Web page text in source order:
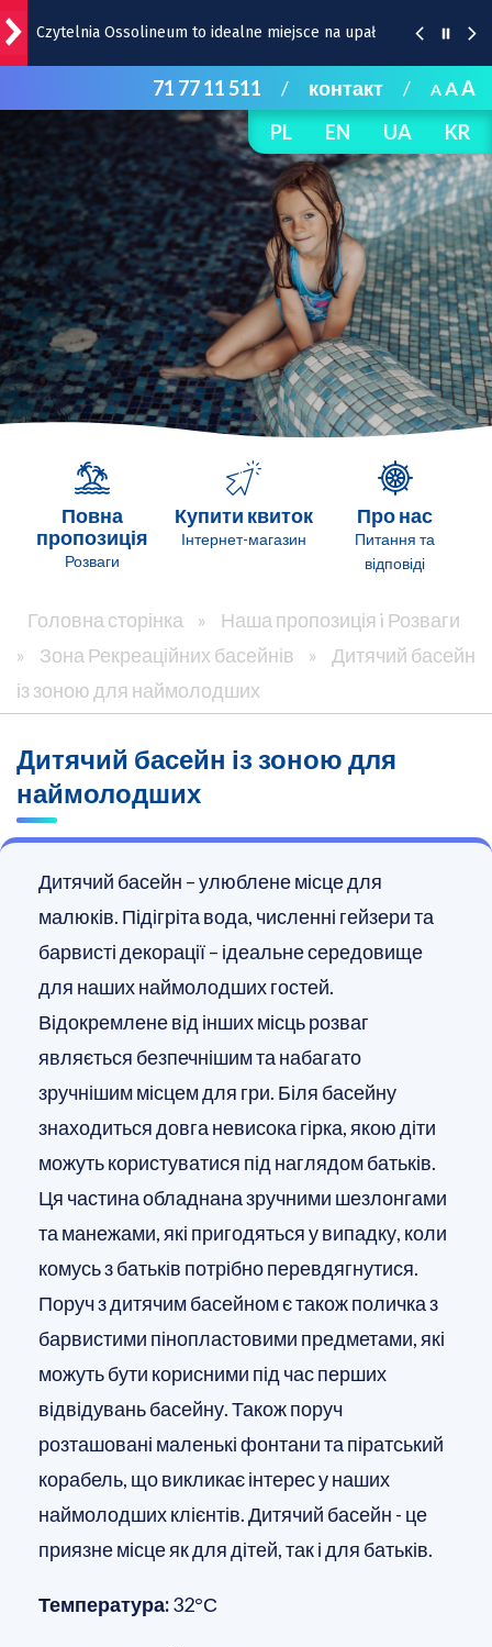
Czytelnia Ossolineum to idealne miejsce na upał
Uwaga kierowcy. Zmiany przy Traugutta i
Dobrzyńskiej
Ogród Staromiejski będzie otwierany wcześniej!
Bohaterowie Super Meczu 2026: United i jego
gwiazdy
Remont Gajowickiej. Prace od Hallera do
Racławickiej
71 77 11 511 / контакт / AAA
PL
EN UA KR
Повна
пропозиція
Розваги
Купити квиток
Інтернет-магазин
Про нас
Питання та
відповіді
Головна сторінка »
Наша пропозиція i Розваги
»
Зона Рекреаційних басейнів »
Дитячий басейн
із зоною для наймолодших
Дитячий басейн із зоною для
наймолодших
Дитячий басейн – улюблене місце для
малюків. Підігріта вода, численні гейзери та
барвисті декорації – ідеальне середовище
для наших наймолодших гостей.
Відокремлене від інших місць розваг
являється безпечнішим та набагато
зручнішим місцем для гри. Біля басейну
знаходиться довга невисока гірка, якою діти
можуть користуватися під наглядом батьків.
Ця частина обладнана зручними шезлонгами
та манежами, які пригодяться у випадку, коли
комусь з батьків потрібно перевдягнутися.
Поруч з дитячим басейном є також поличка з
барвистими пінопластовими предметами, які
можуть бути корисними під час перших
відвідувань басейну. Також поруч
розташовані маленькі фонтани та піратський
корабель, що викликає інтерес у наших
наймолодших клієнтів. Дитячий басейн - це
приязне місце як для дітей, так і для батьків.
Температура:32°С